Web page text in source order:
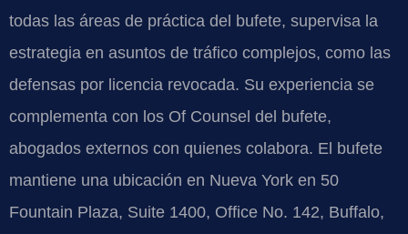
todas las áreas de práctica del bufete, supervisa la
estrategia en asuntos de tráfico complejos, como las
defensas por licencia revocada. Su experiencia se
complementa con los Of Counsel del bufete,
abogados externos con quienes colabora. El bufete
mantiene una ubicación en Nueva York en 50
Fountain Plaza, Suite 1400, Office No. 142, Buffalo,